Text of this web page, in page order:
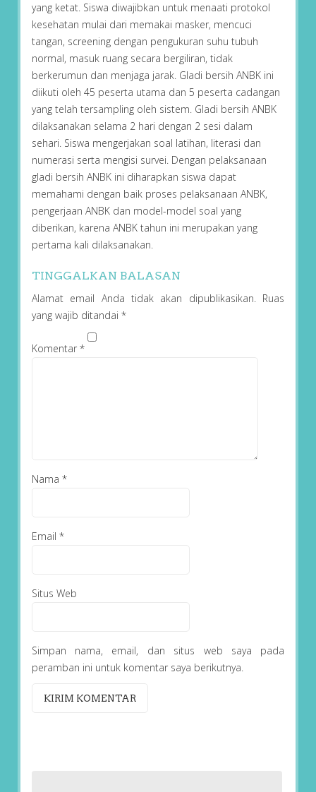
yang ketat. Siswa diwajibkan untuk menaati protokol
kesehatan mulai dari memakai masker, mencuci
tangan, screening dengan pengukuran suhu tubuh
normal, masuk ruang secara bergiliran, tidak
berkerumun dan menjaga jarak. Gladi bersih ANBK ini
diikuti oleh 45 peserta utama dan 5 peserta cadangan
yang telah tersampling oleh sistem. Gladi bersih ANBK
dilaksanakan selama 2 hari dengan 2 sesi dalam
sehari. Siswa mengerjakan soal latihan, literasi dan
numerasi serta mengisi survei. Dengan pelaksanaan
gladi bersih ANBK ini diharapkan siswa dapat
memahami dengan baik proses pelaksanaan ANBK,
pengerjaan ANBK dan model-model soal yang
diberikan, karena ANBK tahun ini merupakan yang
pertama kali dilaksanakan.
TINGGALKAN BALASAN
Alamat email Anda tidak akan dipublikasikan. Ruas
yang wajib ditandai *
Komentar *
Nama *
Email *
Situs Web
Simpan nama, email, dan situs web saya pada
peramban ini untuk komentar saya berikutnya.